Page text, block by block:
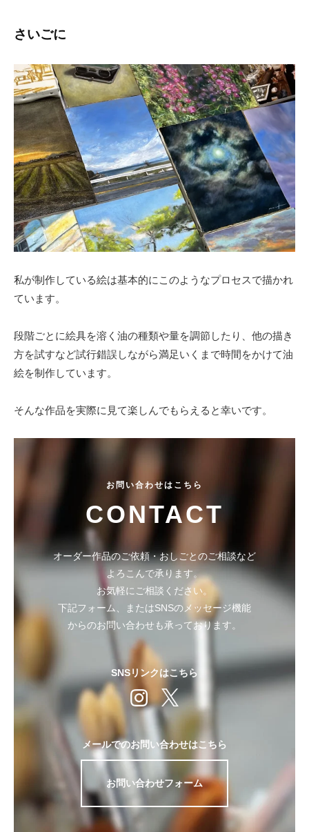
さいごに
私が制作している絵は基本的にこのようなプロセスで描かれ
ています。
段階ごとに絵具を溶く油の種類や量を調節したり、他の描き
方を試すなど試行錯誤しながら満足いくまで時間をかけて油
絵を制作しています。
そんな作品を実際に見て楽しんでもらえると幸いです。
お問い合わせはこちら
CONTACT
オーダー作品のご依頼・おしごとのご相談など
よろこんで承ります。
お気軽にご相談ください。
下記フォーム、またはSNSのメッセージ機能
からのお問い合わせも承っております。
SNSリンクはこちら
メールでのお問い合わせはこちら
お問い合わせフォーム